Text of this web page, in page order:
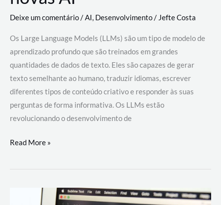
Deixe um comentário/AI, Desenvolvimento/ Jefte Costa
Os Large Language Models (LLMs) são um tipo de modelo de
aprendizado profundo que são treinados em grandes
quantidades de dados de texto. Eles são capazes de gerar
texto semelhante ao humano, traduzir idiomas, escrever
diferentes tipos de conteúdo criativo e responder às suas
perguntas de forma informativa. Os LLMs estão
revolucionando o desenvolvimento de
Large
Models
Read More »